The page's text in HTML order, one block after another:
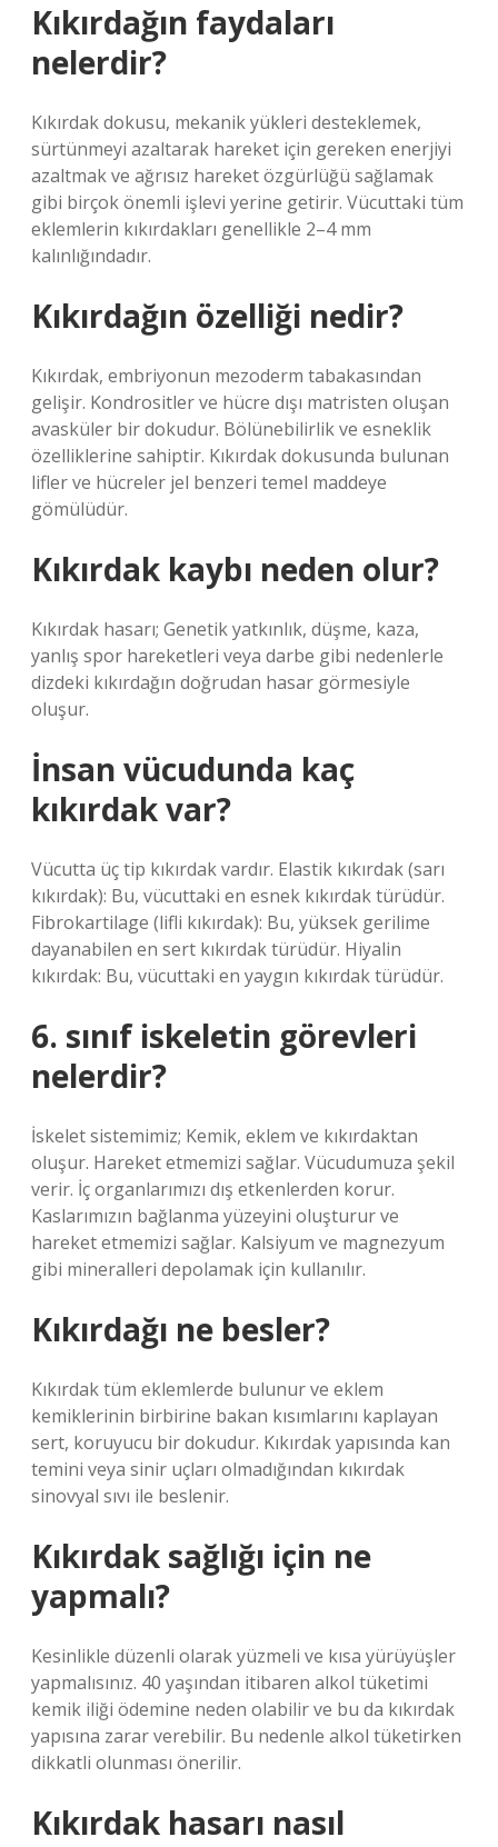
Kıkırdağın faydaları
nelerdir?
Kıkırdak dokusu, mekanik yükleri desteklemek,
sürtünmeyi azaltarak hareket için gereken enerjiyi
azaltmak ve ağrısız hareket özgürlüğü sağlamak
gibi birçok önemli işlevi yerine getirir. Vücuttaki tüm
eklemlerin kıkırdakları genellikle 2–4 mm
kalınlığındadır.
Kıkırdağın özelliği nedir?
Kıkırdak, embriyonun mezoderm tabakasından
gelişir. Kondrositler ve hücre dışı matristen oluşan
avasküler bir dokudur. Bölünebilirlik ve esneklik
özelliklerine sahiptir. Kıkırdak dokusunda bulunan
lifler ve hücreler jel benzeri temel maddeye
gömülüdür.
Kıkırdak kaybı neden olur?
Kıkırdak hasarı; Genetik yatkınlık, düşme, kaza,
yanlış spor hareketleri veya darbe gibi nedenlerle
dizdeki kıkırdağın doğrudan hasar görmesiyle
oluşur.
İnsan vücudunda kaç
kıkırdak var?
Vücutta üç tip kıkırdak vardır. Elastik kıkırdak (sarı
kıkırdak): Bu, vücuttaki en esnek kıkırdak türüdür.
Fibrokartilage (lifli kıkırdak): Bu, yüksek gerilime
dayanabilen en sert kıkırdak türüdür. Hiyalin
kıkırdak: Bu, vücuttaki en yaygın kıkırdak türüdür.
6. sınıf iskeletin görevleri
nelerdir?
İskelet sistemimiz; Kemik, eklem ve kıkırdaktan
oluşur. Hareket etmemizi sağlar. Vücudumuza şekil
verir. İç organlarımızı dış etkenlerden korur.
Kaslarımızın bağlanma yüzeyini oluşturur ve
hareket etmemizi sağlar. Kalsiyum ve magnezyum
gibi mineralleri depolamak için kullanılır.
Kıkırdağı ne besler?
Kıkırdak tüm eklemlerde bulunur ve eklem
kemiklerinin birbirine bakan kısımlarını kaplayan
sert, koruyucu bir dokudur. Kıkırdak yapısında kan
temini veya sinir uçları olmadığından kıkırdak
sinovyal sıvı ile beslenir.
Kıkırdak sağlığı için ne
yapmalı?
Kesinlikle düzenli olarak yüzmeli ve kısa yürüyüşler
yapmalısınız. 40 yaşından itibaren alkol tüketimi
kemik iliği ödemine neden olabilir ve bu da kıkırdak
yapısına zarar verebilir. Bu nedenle alkol tüketirken
dikkatli olunması önerilir.
Kıkırdak hasarı nasıl